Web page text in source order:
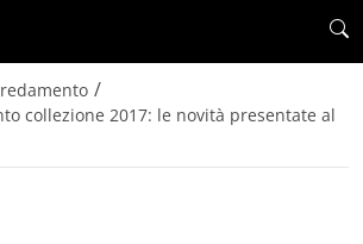
/
collezione 2017: le novità presentate al